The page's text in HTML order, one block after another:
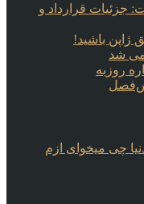
جزئیات قرارداد و
ژاپن باشید!
شد
روزبه
چی میخوای ازم